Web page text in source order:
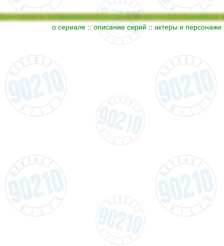
о сериале:: описание серий :: актеры и персонажи